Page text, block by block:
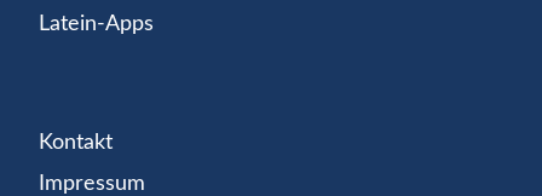
Latein-Apps
Kontakt
Impressum